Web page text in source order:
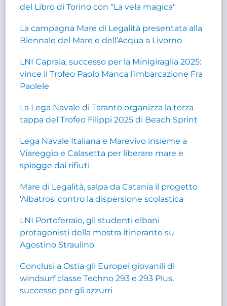
del Libro di Torino con "La vela magica"
La campagna Mare di Legalità presentata alla
Biennale del Mare e dell’Acqua a Livorno
LNI Capraia, successo per la Minigiraglia 2025:
vince il Trofeo Paolo Manca l’imbarcazione Fra
Paolele
La Lega Navale di Taranto organizza la terza
tappa del Trofeo Filippi 2025 di Beach Sprint
Lega Navale Italiana e Marevivo insieme a
Viareggio e Calasetta per liberare mare e
spiagge dai rifiuti
Mare di Legalità, salpa da Catania il progetto
'Albatros' contro la dispersione scolastica
LNI Portoferraio, gli studenti elbani
protagonisti della mostra itinerante su
Agostino Straulino
Conclusi a Ostia gli Europei giovanili di
windsurf classe Techno 293 e 293 Plus,
successo per gli azzurri